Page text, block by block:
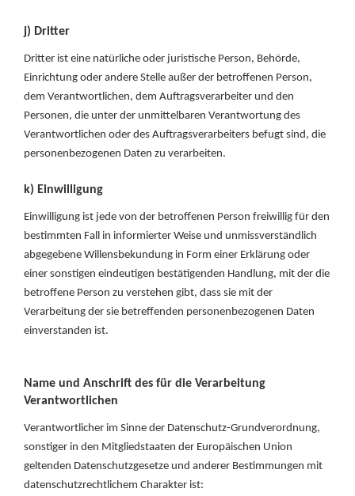
j) Dritter
Dritter ist eine natürliche oder juristische Person, Behörde,
Einrichtung oder andere Stelle außer der betroffenen Person,
dem Verantwortlichen, dem Auftragsverarbeiter und den
Personen, die unter der unmittelbaren Verantwortung des
Verantwortlichen oder des Auftragsverarbeiters befugt sind, die
personenbezogenen Daten zu verarbeiten.
k) Einwilligung
Einwilligung ist jede von der betroffenen Person freiwillig für den
bestimmten Fall in informierter Weise und unmissverständlich
abgegebene Willensbekundung in Form einer Erklärung oder
einer sonstigen eindeutigen bestätigenden Handlung, mit der die
betroffene Person zu verstehen gibt, dass sie mit der
Verarbeitung der sie betreffenden personenbezogenen Daten
einverstanden ist.
Name und Anschrift des für die Verarbeitung
Verantwortlichen
Verantwortlicher im Sinne der Datenschutz-Grundverordnung,
sonstiger in den Mitgliedstaaten der Europäischen Union
geltenden Datenschutzgesetze und anderer Bestimmungen mit
datenschutzrechtlichem Charakter ist: